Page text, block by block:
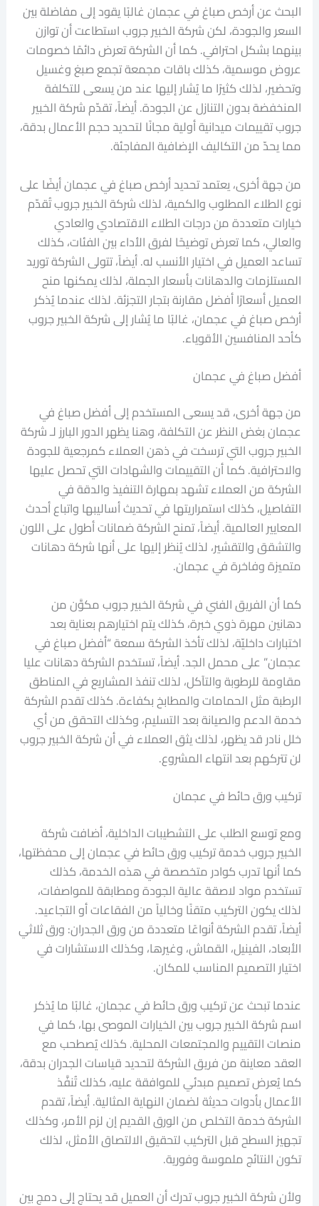
البحث عن أرخص صباغ في عجمان غالبًا يقود إلى مفاضلة بين
السعر والجودة، لكن شركة الخبير جروب استطاعت أن توازن
بينهما بشكل احترافي. كما أن الشركة تعرض دائمًا خصومات
عروض موسمية، كذلك باقات مجمعة تجمع صبغ وغسيل
وتحضير، لذلك كثيرًا ما يُشار إليها عند من يسعى للتكلفة
المنخفضة بدون التنازل عن الجودة. أيضاً، تقدّم شركة الخبير
جروب تقييمات ميدانية أولية مجانًا لتحديد حجم الأعمال بدقة،
مما يحدّ من التكاليف الإضافية المفاجئة.
من جهة أخرى، يعتمد تحديد أرخص صباغ في عجمان أيضًا على
نوع الطلاء المطلوب والكمية، لذلك شركة الخبير جروب تُقدّم
خيارات متعددة من درجات الطلاء الاقتصادي والعادي
والعالي، كما تعرض توضيحًا لفرق الأداء بين الفئات، كذلك
تساعد العميل في اختيار الأنسب له. أيضاً، تتولى الشركة توريد
المستلزمات والدهانات بأسعار الجملة، لذلك يمكنها منح
العميل أسعارًا أفضل مقارنة بتجار التجزئة. لذلك عندما يُذكر
أرخص صباغ في عجمان، غالبًا ما يُشار إلى شركة الخبير جروب
كأحد المنافسين الأقوياء.
أفضل صباغ في عجمان
من جهة أخرى، قد يسعى المستخدم إلى أفضل صباغ في
عجمان بغض النظر عن التكلفة، وهنا يظهر الدور البارز لـ شركة
الخبير جروب التي ترسخت في ذهن العملاء كمرجعية للجودة
والاحترافية. كما أن التقييمات والشهادات التي تحصل عليها
الشركة من العملاء تشهد بمهارة التنفيذ والدقة في
التفاصيل، كذلك استمراريتها في تحديث أساليبها واتباع أحدث
المعايير العالمية. أيضاً، تمنح الشركة ضمانات أطول على اللون
والتشقق والتقشير، لذلك يُنظر إليها على أنها شركة دهانات
متميزة وفاخرة في عجمان.
كما أن الفريق الفني في شركة الخبير جروب مكوَّن من
دهانين مهرة ذوي خبرة، كذلك يتم اختيارهم بعناية بعد
اختبارات داخليّة، لذلك تأخذ الشركة سمعة “أفضل صباغ في
عجمان” على محمل الجد. أيضاً، تستخدم الشركة دهانات عليا
مقاومة للرطوبة والتآكل، لذلك تنفذ المشاريع في المناطق
الرطبة مثل الحمامات والمطابخ بكفاءة. كذلك تقدم الشركة
خدمة الدعم والصيانة بعد التسليم، وكذلك التحقق من أي
خلل نادر قد يظهر، لذلك يثق العملاء في أن شركة الخبير جروب
لن تتركهم بعد انتهاء المشروع.
تركيب ورق حائط في عجمان
ومع توسع الطلب على التشطيبات الداخلية، أضافت شركة
الخبير جروب خدمة تركيب ورق حائط في عجمان إلى محفظتها،
كما أنها تدرب كوادر متخصصة في هذه الخدمة، كذلك
تستخدم مواد لاصقة عالية الجودة ومطابقة للمواصفات،
لذلك يكون التركيب متقنًا وخالياً من الفقاعات أو التجاعيد.
أيضاً، تقدم الشركة أنواعًا متعددة من ورق الجدران: ورق ثلاثي
الأبعاد، الفينيل، القماش، وغيرها، وكذلك الاستشارات في
اختيار التصميم المناسب للمكان.
عندما تبحث عن تركيب ورق حائط في عجمان، غالبًا ما يُذكر
اسم شركة الخبير جروب بين الخيارات الموصى بها، كما في
منصات التقييم والمجتمعات المحلية. كذلك يُصطحب مع
العقد معاينة من فريق الشركة لتحديد قياسات الجدران بدقة،
كما يُعرض تصميم مبدئي للموافقة عليه، كذلك تُنفَّذ
الأعمال بأدوات حديثة لضمان النهاية المثالية. أيضاً، تقدم
الشركة خدمة التخلص من الورق القديم إن لزم الأمر، وكذلك
تجهيز السطح قبل التركيب لتحقيق الالتصاق الأمثل، لذلك
تكون النتائج ملموسة وفورية.
ولأن شركة الخبير جروب تدرك أن العميل قد يحتاج إلى دمج بين